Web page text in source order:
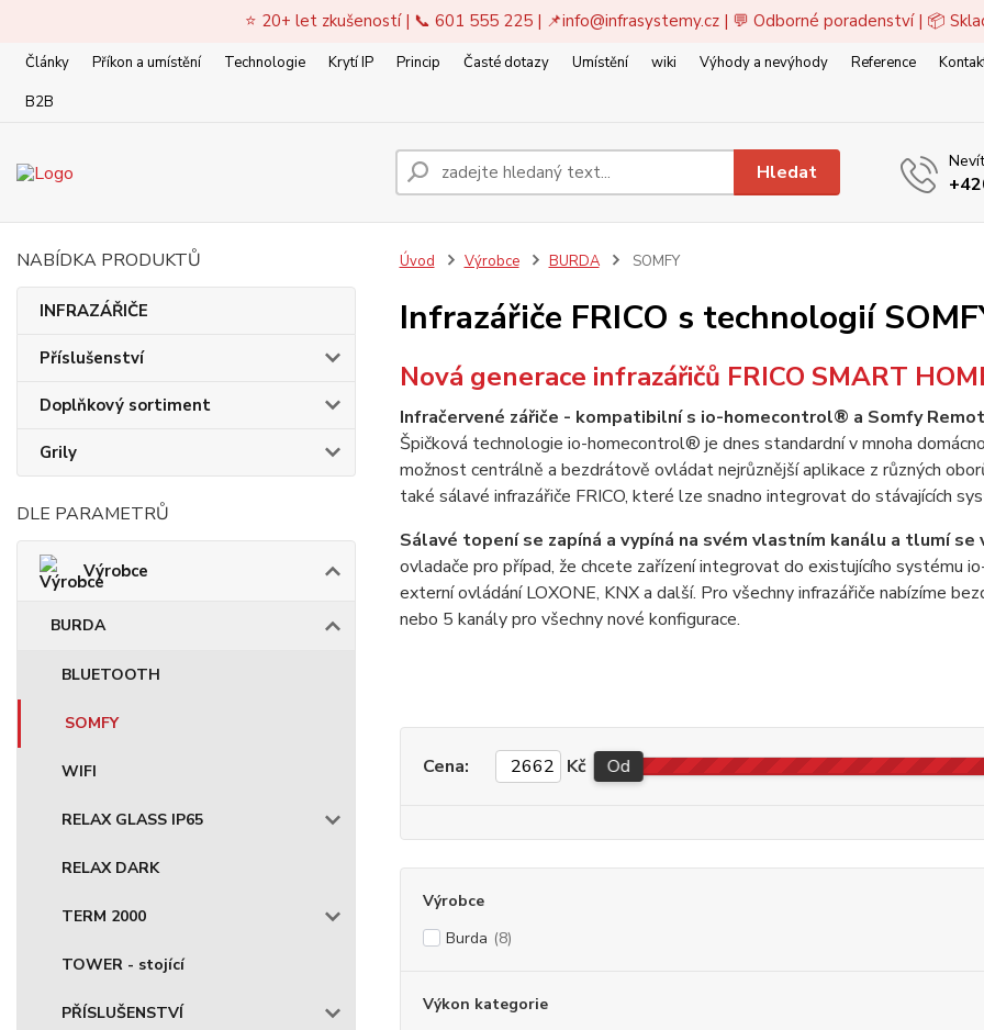
⭐ 20+ let zkušeností | 📞 601 555 225 | 📌info@infrasystemy.cz| 💬 Odborné poradenství | 📦
Články Příkon a umístění Technologie Krytí IP Princip Časté dotazy Umístění wiki Výhody a nevýhody Reference
B2B
Hledat
NABÍDKA PRODUKTŮ
INFRAZÁŘIČE
Příslušenství
Doplňkový sortiment
Grily
DLE PARAMETRŮ
Výrobce
BURDA
BLUETOOTH
SOMFY
WIFI
RELAX GLASS IP65
RELAX DARK
TERM 2000
TOWER - stojící
PŘÍSLUŠENSTVÍ
Úvod Výrobce BURDA SOMFY
Infrazářiče FRICO s technologií
Nová generace infrazářičů FRICO SMART
Infračervené zářiče - kompatibilní s io-homecontrol® a Somfy
Špičková technologie io-homecontrol® je dnes standardní v mnoha
možnost centrálně a bezdrátově ovládat nejrůznější aplikace z různých
také sálavé infrazářiče FRICO, které lze snadno integrovat do stávajících
Sálavé topení se zapíná a vypíná na svém vlastním kanálu a tlumí se
ovladače pro případ, že chcete zařízení integrovat do existujícího systému
externí ovládání LOXONE, KNX a další. Pro všechny infrazářiče nabízíme
nebo 5 kanály pro všechny nové konfigurace.
Cena: Kč Od
Výrobce
Burda (8)
Výkon kategorie